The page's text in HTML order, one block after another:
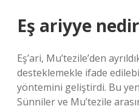
Eş ariyye
Eş’ari, Mu’tezile’den
desteklemekle ifade
yöntemini geliştirdi. Bu
Sünniler ve Mu’tezile